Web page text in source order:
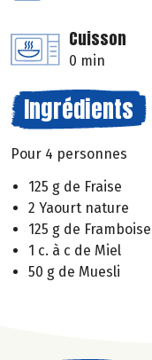
Cuisson
0 min
Ingrédients
Pour 4 personnes
125 g de Fraise
2 Yaourt nature
125 g de Framboise
1 c. à c de Miel
50 g de Muesli